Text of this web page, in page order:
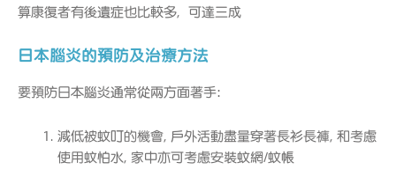
算康復者有後遺症也比較多, 可達三成
日本腦炎的預防及治療方法
要預防日本腦炎通常從兩方面著手:
減低被蚊叮的機會, 戶外活動盡量穿著長衫長褲, 和考慮
使用蚊怕水, 家中亦可考慮安裝蚊網/蚊帳